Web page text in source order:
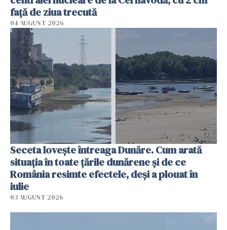
faţă de ziua trecută
04 AUGUST 2026
Seceta lovește întreaga Dunăre. Cum arată
situația în toate țările dunărene și de ce
România resimte efectele, deși a plouat în
iulie
03 AUGUST 2026